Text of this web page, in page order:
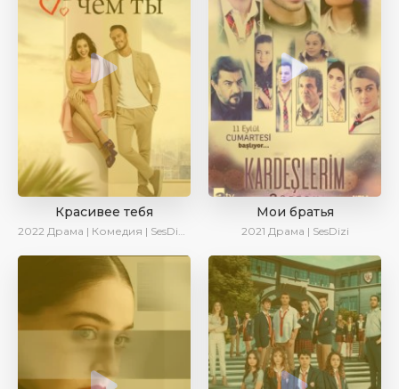
Красивее тебя
2022 Драма | Комедия | SesDizi | AveTurk | Turok1990
Мои братья
2021 Драма | SesDizi